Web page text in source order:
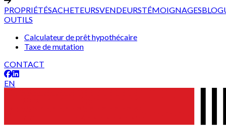
PROPRIÉTÉSACHETEURSVENDEURSTÉMOIGNAGES
OUTILS
Calculateur de prêt hypothécaire
Taxe de mutation
CONTACT
EN